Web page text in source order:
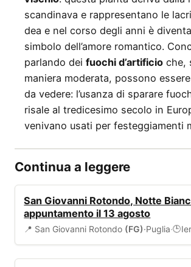
scandinava e rappresentano le
dea e nel corso degli anni è
simbolo dell’amore romantico.
parlando dei fuochi d’artificio che,
maniera moderata, possono
da vedere: l’usanza di sparare
risale al tredicesimo secolo in
venivano usati per festeggiamenti
Continua a leggere
San Giovanni Rotondo, Notte
appuntamento il 13 agosto
📍 San Giovanni Rotondo (FG)·Puglia·🕒